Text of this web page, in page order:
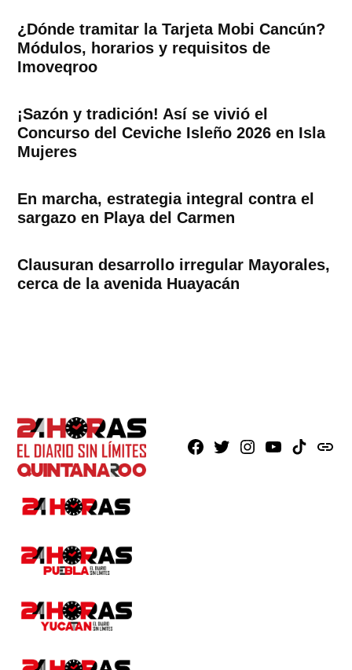
¿Dónde tramitar la Tarjeta Mobi Cancún?
Módulos, horarios y requisitos de
Imoveqroo
¡Sazón y tradición! Así se vivió el
Concurso del Ceviche Isleño 2026 en Isla
Mujeres
En marcha, estrategia integral contra el
sargazo en Playa del Carmen
Clausuran desarrollo irregular Mayorales,
cerca de la avenida Huayacán
Facebook
X Instagram
YoutubeTikTokissuu